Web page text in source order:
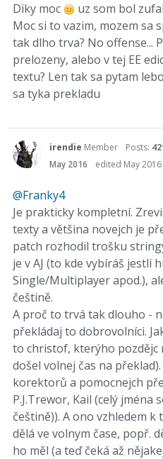
Diky moc
uz som bol
Moc si to vazim, mozem sa
tak dlho trva? No offense...
prelozeny, alebo v tej EE
textu? Len tak sa pytam
sa tyka prekladu
irendie Member Posts:
May 2016
edited May 2016
@Franky4
Je prakticky kompletní.
texty a většina novejch je
patch rozhodil trošku
je v AJ (to kde vybíráš jestli
Single/Multiplayer apod.),
češtině.
A proč to trvá tak dlouho -
překládaj to dobrovolníci.
to christof, kterýho pozdějc
došel volnej čas na
korektorů a pomocnejch
P.J.Trewor, Kail (celý jména
češtině)). A ono vzhledem k
dělá ve volnym čase, popř.
ho měl (a teď čeká až